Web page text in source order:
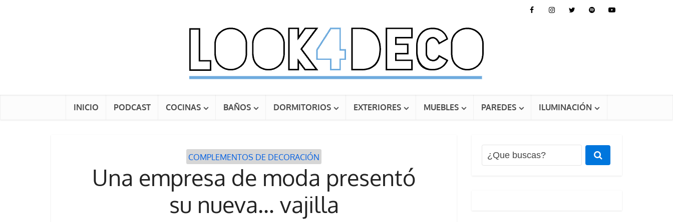
INICIO PODCAST COCINAS BAÑOS DORMITORIOS EXTERIORES MUEBLES PAREDES ILUMINACIÓN
COMPLEMENTOS DE DECORACIÓN
Una empresa de moda presentó
su nueva… vajilla